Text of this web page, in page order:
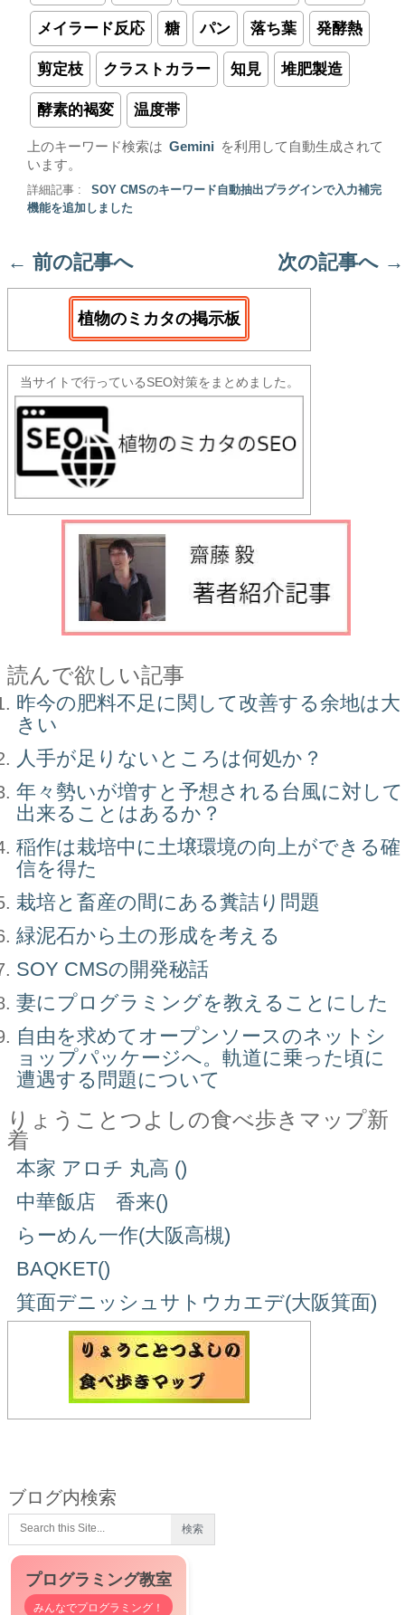
メイラード反応 糖 パン 落ち葉 発酵熱
剪定枝 クラストカラー 知見 堆肥製造
酵素的褐変 温度帯
上のキーワード検索は Gemini
を利用して自動生成されて
います。
詳細記事 :
SOY CMSのキーワード自動抽出プラグインで入力補完
機能を追加しました
← 前の記事へ 次の記事へ →
植物のミカタの掲示板
当サイトで行っているSEO対策をまとめました。
読んで欲しい記事
昨今の肥料不足に関して改善する余地は大
きい
人手が足りないところは何処か？
年々勢いが増すと予想される台風に対して
出来ることはあるか？
稲作は栽培中に土壌環境の向上ができる確
信を得た
栽培と畜産の間にある糞詰り問題
緑泥石から土の形成を考える
SOY CMSの開発秘話
妻にプログラミングを教えることにした
自由を求めてオープンソースのネットシ
ョップパッケージへ。軌道に乗った頃に
遭遇する問題について
りょうことつよしの食べ歩きマップ新
着
本家 アロチ 丸高 ()
中華飯店 香来()
らーめん一作(大阪高槻)
BAQKET()
箕面デニッシュサトウカエデ(大阪箕面)
ブログ内検索
プログラミング教室
みんなでプログラミング！